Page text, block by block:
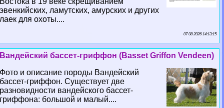
эвенкийских, ламутских, амурских и других
лаек для охоты....
07 08 2026 14:13:15
Вандейский бассет-гриффон (Basset Griffon Vendeen)
Фото и описание породы Вандейский
бассет-гриффон. Существует две
разновидности вандейского бассет-
гриффона: большой и малый....